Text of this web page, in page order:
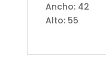
Ancho: 42
Alto: 55